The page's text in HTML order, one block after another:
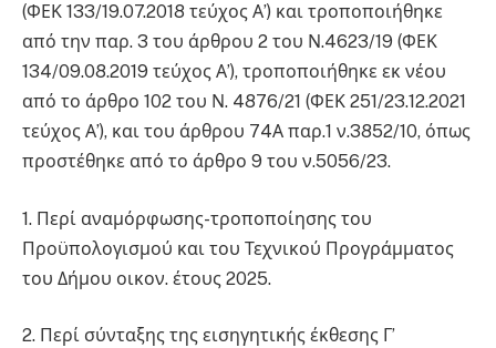
(ΦΕΚ 133/19.07.2018 τεύχος Α’) και τροποποιήθηκε
από την παρ. 3 του άρθρου 2 του Ν.4623/19 (ΦΕΚ
134/09.08.2019 τεύχος Α’), τροποποιήθηκε εκ νέου
από το άρθρο 102 του Ν. 4876/21 (ΦΕΚ 251/23.12.2021
τεύχος Α’), και του άρθρου 74Α παρ.1 ν.3852/10, όπως
προστέθηκε από το άρθρο 9 του ν.5056/23.
1. Περί αναμόρφωσης-τροποποίησης του
Προϋπολογισμού και του Τεχνικού Προγράμματος
του Δήμου οικον. έτους 2025.
2. Περί σύνταξης της εισηγητικής έκθεσης Γ’